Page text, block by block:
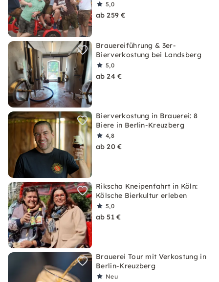
5,0
ab 259 €
Brauereiführung & 3er-
Bierverkostung bei Landsberg
5,0
ab 24 €
Bierverkostung in Brauerei: 8
Biere in Berlin-Kreuzberg
4,8
ab 20 €
Rikscha Kneipenfahrt in Köln:
Kölsche Bierkultur erleben
5,0
ab 51 €
Brauerei Tour mit Verkostung in
Berlin-Kreuzberg
Neu